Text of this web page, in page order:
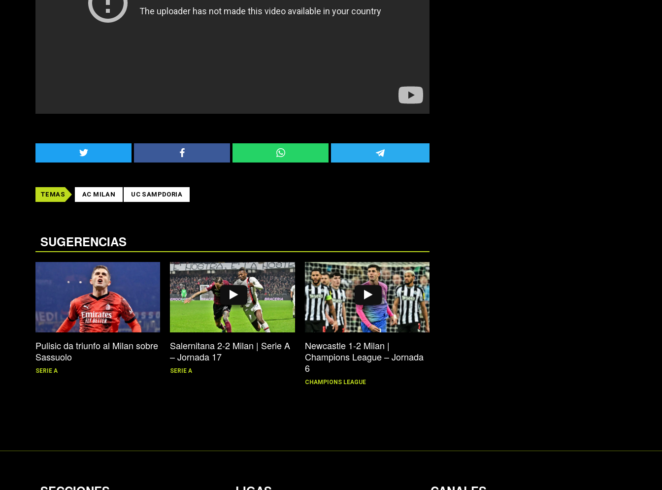
TEMAS AC MILAN UC SAMPDORIA
SUGERENCIAS
Pulisic da triunfo al Milan sobre
Sassuolo
SERIE A
Salernitana 2-2 Milan | Serie A
– Jornada 17
SERIE A
Newcastle 1-2 Milan |
Champions League – Jornada
6
CHAMPIONS LEAGUE